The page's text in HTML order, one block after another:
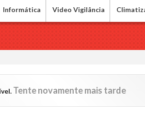
Informática Video Vigilância
Tente novamente mais tarde